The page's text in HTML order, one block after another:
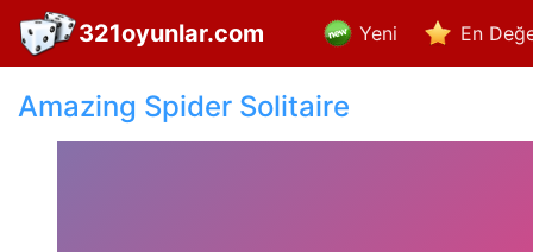
321oyunlar.com Yeni En
Amazing Spider Solitaire